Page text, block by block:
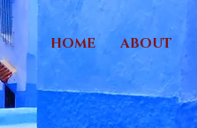
HOME ABOUT